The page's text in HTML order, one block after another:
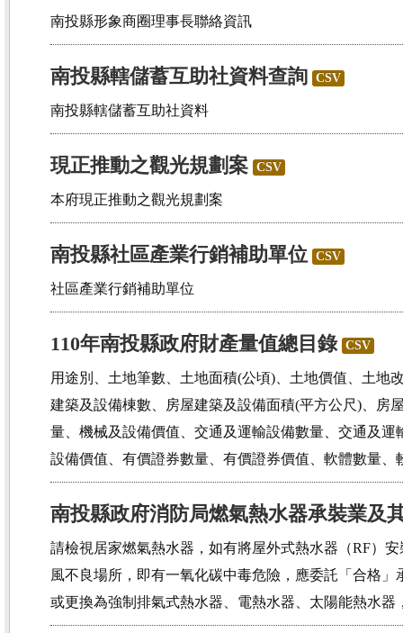
南投縣形象商圈理事長聯絡資訊
南投縣轄儲蓄互助社資料查詢 CSV
南投縣轄儲蓄互助社資料
現正推動之觀光規劃案 CSV
本府現正推動之觀光規劃案
南投縣社區產業行銷補助單位 CSV
社區產業行銷補助單位
110年南投縣政府財產量值總目錄 CSV
用途別、土地筆數、土地面積(公頃)、土地價值、土地
建築及設備棟數、房屋建築及設備面積(平方公尺)、房
量、機械及設備價值、交通及運輸設備數量、交通及
設備價值、有價證券數量、有價證券價值、軟體數量、
南投縣政府消防局燃氣熱水器承裝業及
請檢視居家燃氣熱水器，如有將屋外式熱水器（RF）
風不良場所，即有一氧化碳中毒危險，應委託「合格
或更換為強制排氣式熱水器、電熱水器、太陽能熱水器